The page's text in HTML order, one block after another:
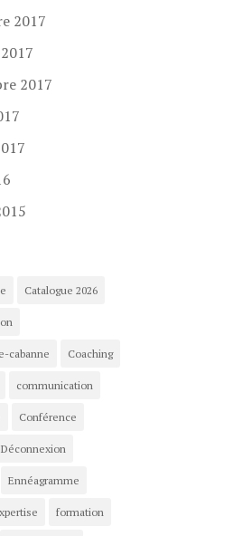
2017
2017
Catalogue 2026
cabanne Coaching
communication
Conférence
Déconnexion
Ennéagramme
formation